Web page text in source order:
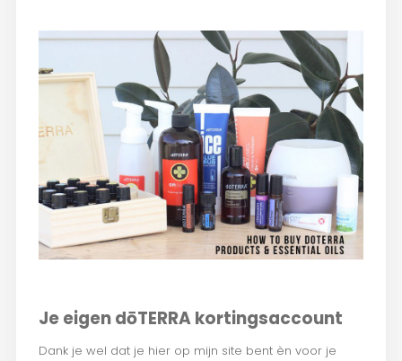
Je eigen dōTERRA kortingsaccount
Dank je wel dat je hier op mijn site bent èn voor je